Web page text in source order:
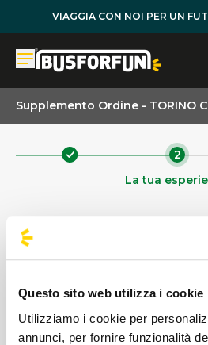
Questo sito web utilizza i cookie
Utilizziamo i cookie per
annunci, per fornire funzionalità
VIAGGIA CON NOI PER UN
Supplemento Ordine - TORINO
2
La tua
EVENTO
DATA EVENTO